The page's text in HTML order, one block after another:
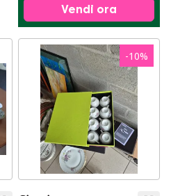
Vendi ora
-10%